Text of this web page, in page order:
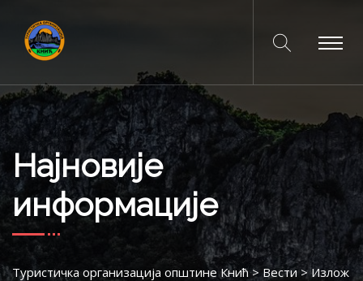
Најновије
информације
Туристичка организација општине Кнић>Вести>Излож